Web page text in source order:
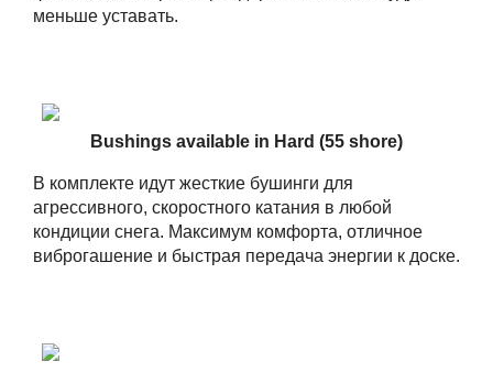
меньше уставать.
Bushings available in Hard (55 shore)
В комплекте идут жесткие бушинги для
агрессивного, скоростного катания в любой
кондиции снега. Максимум комфорта, отличное
виброгашение и быстрая передача энергии к доске.